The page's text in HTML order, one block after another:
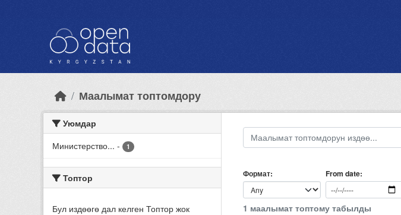
Маалымат топтомдору
Уюмдар
Министерство... - 1
Топтор
Бул издөөгө дал келген Топтор жок
Формат From date
1 маалымат топтому табылды